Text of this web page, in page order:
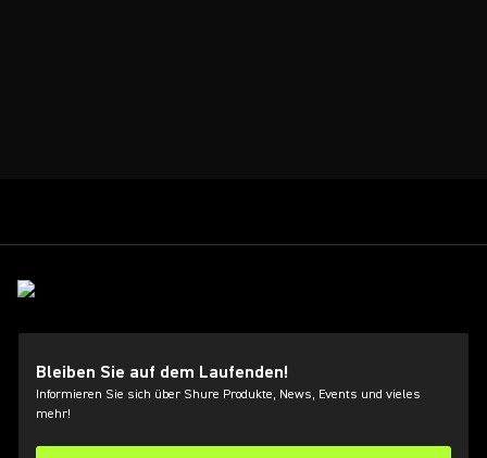
Bleiben Sie auf dem Laufenden!
Informieren Sie sich über Shure Produkte, News, Events und vieles
mehr!